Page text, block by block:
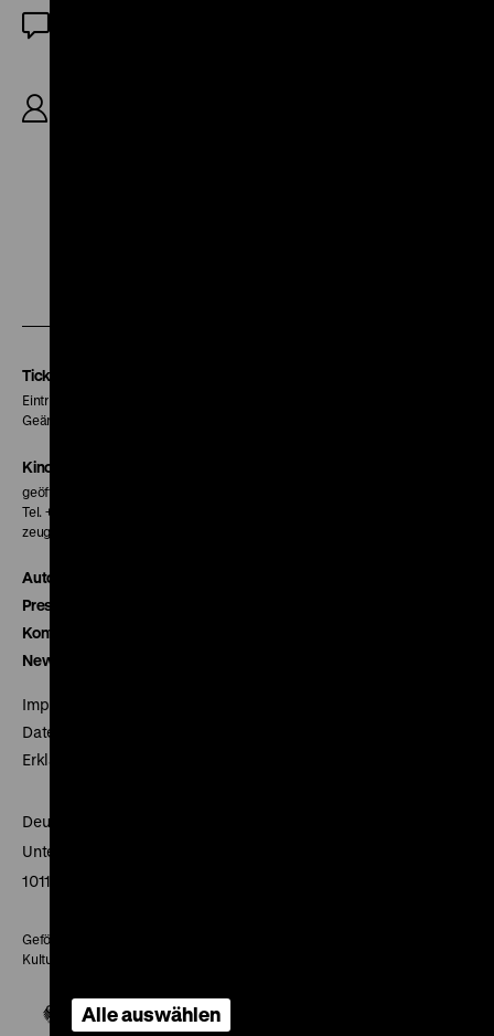
Tickets
Eintritt 5 €
Geänderte Preise sind im Programm vermerkt.
Kinokasse
geöffnet 30 Minuten vor Beginn der ersten Vorstellung
Tel. + 49 30 20304-770
zeughauskino@dhm.de
Autor*innen
Presse
Kontakt
Newsletter
Impressum
Datenschutz
Erklärung digitale Barrierefreiheit
Deutsches Historisches Museum
Unter den Linden 2
10117 Berlin
Gefördert mit Mitteln des Beauftragten der Bundesregierung für
Kultur und Medien
Alle auswählen